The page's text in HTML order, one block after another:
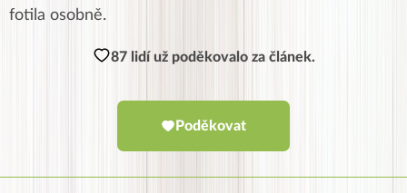
fotila osobně.
87 lidí už poděkovalo za článek.
Poděkovat